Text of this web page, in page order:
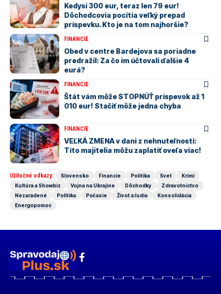
Kedysi 300 eur, teraz len 79 eur!
Dôchodcovia pocítia veľký prepad
príspevku. Kto je na tom najhoršie?
FINANCIE
Obed v centre Bardejova sa poriadne
predražil: Za čo im účtovali ďalšie 4
eurá?
FINANCIE
Štát vám môže STOPNÚŤ príspevok až 1
010 eur! Stačiť môže jedna chyba
FINANCIE
VEĽKÁ ZMENA v dani z nehnuteľností:
Títo majitelia môžu zaplatiť oveľa viac!
Užitočné odkazy: Slovensko Financie Politika Svet
Krimi
Kultúra a Showbiz
Vojna na Ukrajine Dôchodky
Zdravotníctvo
Nezaradené
Politika Počasie Život a ľudia
Konsolidácia
Energopomoc